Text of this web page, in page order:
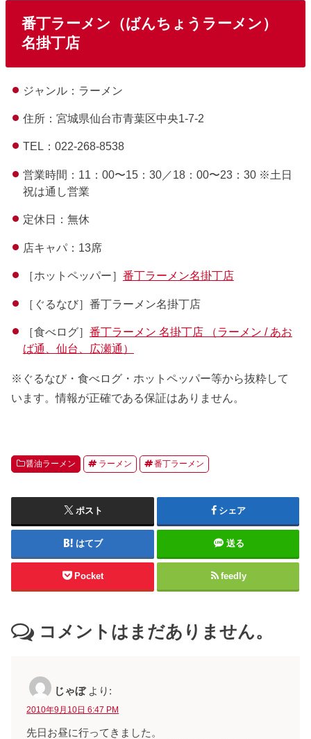
番丁ラーメン（ばんちょうラーメン）
名掛丁店
ジャンル：ラーメン
住所：宮城県仙台市青葉区中央1-7-2
TEL：022-268-8538
営業時間：11：00〜15：30／18：00〜23：30 ※土日
祝は通し営業
定休日：無休
店キャパ：13席
［ホットペッパー］ 番丁ラーメン名掛丁店
［ぐるなび］番丁ラーメン名掛丁店
［食べログ］ 番丁ラーメン 名掛丁店 （ラーメン / あお
ば通、仙台、広瀬通）
※ぐるなび・食べログ・ホットペッパー等から抜粋して
います。情報が正確である保証はありません。
醤油ラーメン ラーメン 番丁ラーメン
ポスト シェア
はてブ 送る
Pocket feedly
コメントはまだありません。
じゃぼ より:
2010年9月10日 6:47 PM
先日お昼に行ってきました。